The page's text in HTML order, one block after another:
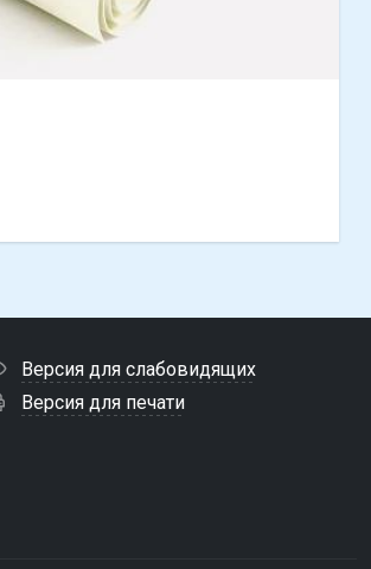
Версия для слабовидящих
Версия для печати